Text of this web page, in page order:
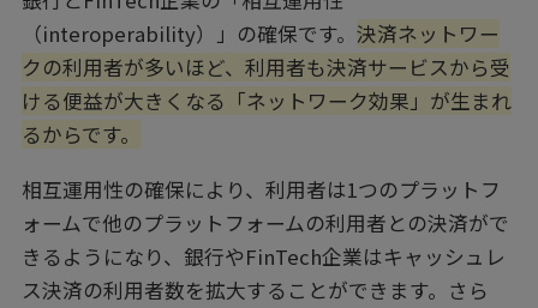
（interoperability）」の確保です。 決済ネットワー
クの利用者が多いほど、利用者も決済サービスから受
ける便益が大きくなる「ネットワーク効果」が生まれ
るからです。
相互運用性の確保により、利用者は1つのプラットフ
ォームで他のプラットフォームの利用者との決済がで
きるようになり、銀行やFinTech企業はキャッシュレ
ス決済の利用者数を拡大することができます。さら